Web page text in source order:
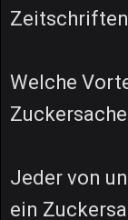
Welche
Jeder von
ein